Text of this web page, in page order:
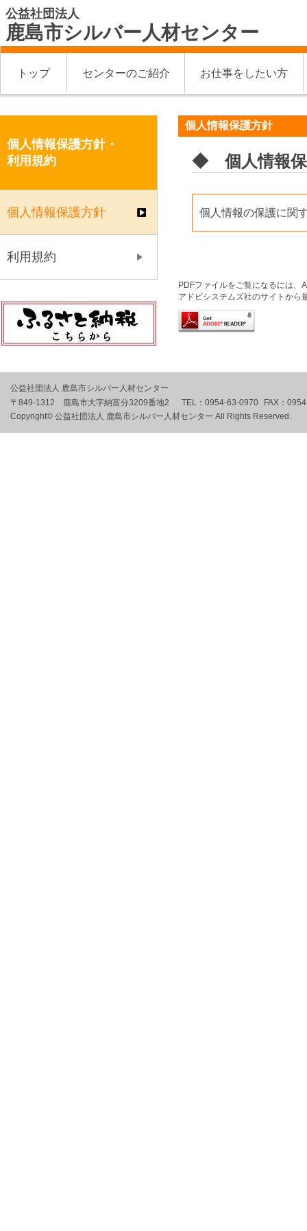
公益社団法人
鹿島市シルバー人材センター
トップ センターのご紹介 お仕事をしたい方
個人情報保護方針
◆ 個人情報保
個人情報の保護に関
PDFファイルをご覧になるには
アドビシステムズ社のサイトから
個人情報保護方針・
利用規約
個人情報保護方針
利用規約
公益社団法人 鹿島市シルバー人材センター
〒849-1312 鹿島市大字納富分3209番地2
TEL： 0954-63-0970 FAX：
Copyright© 公益社団法人 鹿島市シルバー人材センター All Rights Reserved.